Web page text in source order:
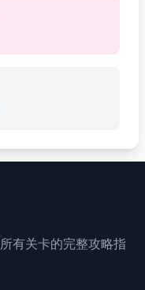
有关卡的完整攻略指